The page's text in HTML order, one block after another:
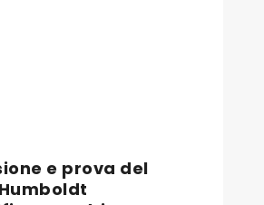
e prova del